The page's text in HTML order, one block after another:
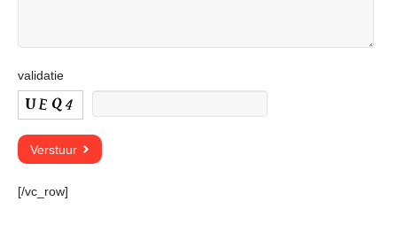
validatie
[/vc_row]